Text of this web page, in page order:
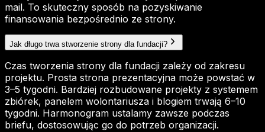
mail. To skuteczny sposób na pozyskiwanie
finansowania bezpośrednio ze strony.
Jak długo trwa stworzenie strony dla fundacji?
Czas tworzenia strony dla fundacji zależy od zakresu
projektu. Prosta strona prezentacyjna może powstać w
3–5 tygodni. Bardziej rozbudowane projekty z systemem
zbiórek, panelem wolontariusza i blogiem trwają 6–10
tygodni. Harmonogram ustalamy zawsze podczas
briefu, dostosowując go do potrzeb organizacji.